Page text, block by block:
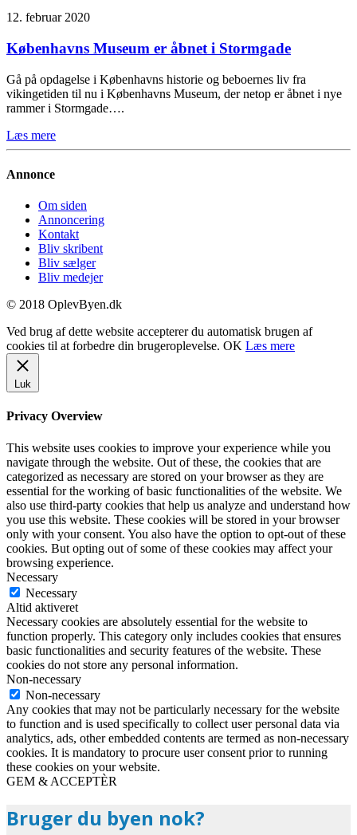
12. februar 2020
Københavns Museum er åbnet i Stormgade
Gå på opdagelse i Københavns historie og beboernes liv fra
vikingetiden til nu i Københavns Museum, der netop er åbnet i nye
rammer i Stormgade….
Læs mere
Annonce
Om siden
Annoncering
Kontakt
Bliv skribent
Bliv sælger
Bliv medejer
© 2018 OplevByen.dk
Ved brug af dette website accepterer du automatisk brugen af
cookies til at forbedre din brugeroplevelse. OK Læs mere
Luk
Privacy Overview
This website uses cookies to improve your experience while you
navigate through the website. Out of these, the cookies that are
categorized as necessary are stored on your browser as they are
essential for the working of basic functionalities of the website. We
also use third-party cookies that help us analyze and understand how
you use this website. These cookies will be stored in your browser
only with your consent. You also have the option to opt-out of these
cookies. But opting out of some of these cookies may affect your
browsing experience.
Necessary
Necessary
Altid aktiveret
Necessary cookies are absolutely essential for the website to
function properly. This category only includes cookies that ensures
basic functionalities and security features of the website. These
cookies do not store any personal information.
Non-necessary
Non-necessary
Any cookies that may not be particularly necessary for the website
to function and is used specifically to collect user personal data via
analytics, ads, other embedded contents are termed as non-necessary
cookies. It is mandatory to procure user consent prior to running
these cookies on your website.
GEM & ACCEPTÈR
Bruger du byen nok?